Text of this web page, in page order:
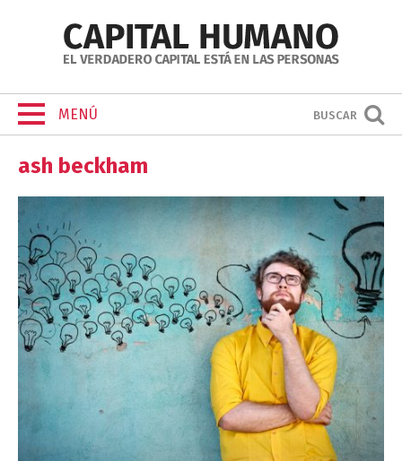
MENÚ BUSCAR
ash beckham